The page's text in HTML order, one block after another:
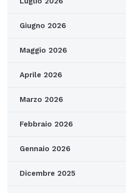
Giugno 2026
Maggio 2026
Aprile 2026
Marzo 2026
Febbraio 2026
Gennaio 2026
Dicembre 2025